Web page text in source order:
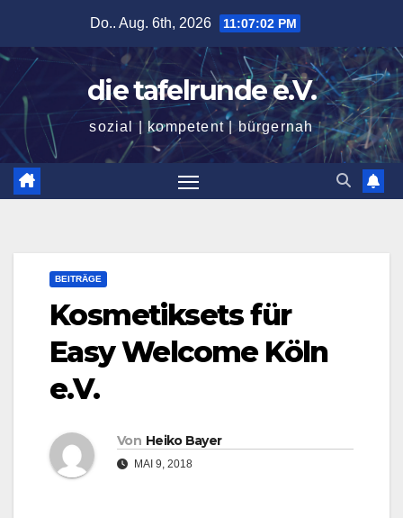
springen
Do.. Aug. 6th, 2026 11:07:04 PM
die tafelrunde e.V.
sozial | kompetent | bürgernah
BEITRÄGE
Kosmetiksets für
Easy Welcome Köln
e.V.
Von Heiko Bayer
MAI 9, 2018